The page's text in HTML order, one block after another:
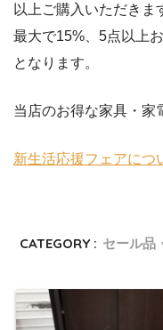
以上ご購入いただきま
最大で15%、5点以上
となります。
当店のお得な家具・家
新生活応援フェアにつ
CATEGORY : セール品